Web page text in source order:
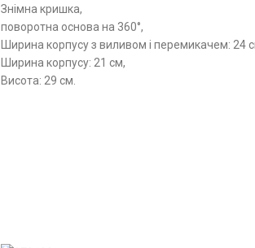
Знімна кришка,
поворотна основа на 360°,
Ширина корпусу з виливом і перемикачем: 24
Ширина корпусу: 21 см,
Висота: 29 см.